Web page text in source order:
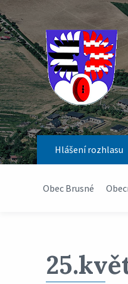
Hlášení rozhlasu
Obec Brusné